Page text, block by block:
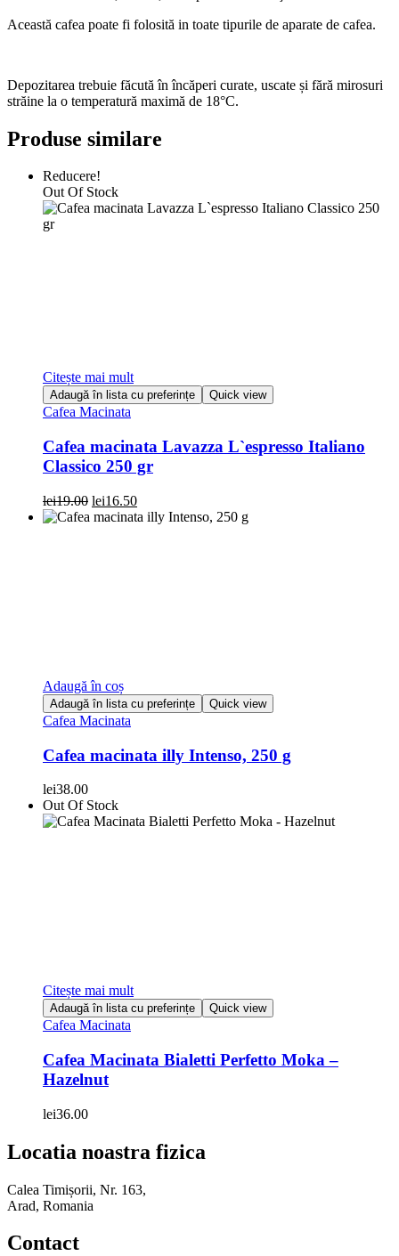
Această cafea poate fi folosită in toate tipurile de aparate de cafea.
Depozitarea trebuie făcută în încăperi curate, uscate și fără mirosuri
străine la o temperatură maximă de 18°C.
Produse similare
Reducere!
Out Of Stock
Citește mai mult
Adaugă în lista cu preferințe Quick view
Cafea Macinata
Cafea macinata Lavazza L`espresso Italiano
Classico 250 gr
lei19.00 Prețul
inițial
lei16.50Prețul
curent
Adaugă în coș
Adaugă în lista cu preferințe Quick view
Cafea Macinata
Cafea macinata illy Intenso, 250 g
lei38.00
Out Of Stock
Citește mai mult
Adaugă în lista cu preferințe Quick view
Cafea Macinata
Cafea Macinata Bialetti Perfetto Moka –
Hazelnut
lei36.00
Locatia noastra fizica
Calea Timișorii, Nr. 163,
Arad, Romania
Contact